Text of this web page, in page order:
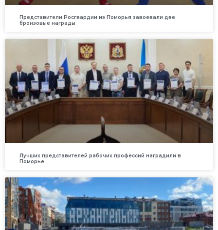
Представители Росгвардии из Поморья завоевали две
бронзовые награды
Лучших представителей рабочих профессий наградили в
Поморье